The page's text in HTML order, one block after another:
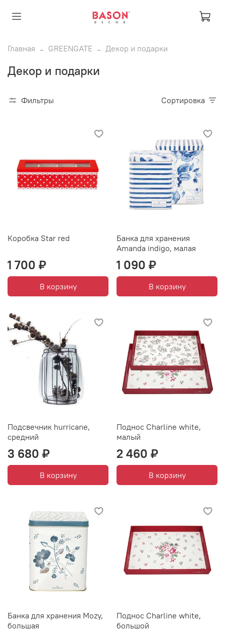
Главная GREENGATE Декор и подарки
Декор и подарки
Фильтры Сортировка
Коробка Star red
1 700 ₽
В корзину
Банка для хранения
Amanda indigo, малая
1 090 ₽
В корзину
Подсвечник hurricane,
средний
3 680 ₽
В корзину
Поднос Charline white,
малый
2 460 ₽
В корзину
Банка для хранения Mozy,
большая
Поднос Charline white,
большой